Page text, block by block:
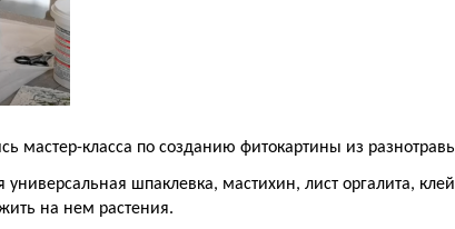
мастер-класса по созданию фитокартины из
универсальная шпаклевка, мастихин, лист оргалита,
на нем растения.